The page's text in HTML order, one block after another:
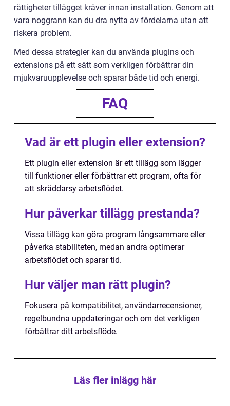
rättigheter tillägget kräver innan installation. Genom att
vara noggrann kan du dra nytta av fördelarna utan att
riskera problem.
Med dessa strategier kan du använda plugins och
extensions på ett sätt som verkligen förbättrar din
mjukvaruupplevelse och sparar både tid och energi.
FAQ
Vad är ett plugin eller extension?
Ett plugin eller extension är ett tillägg som lägger
till funktioner eller förbättrar ett program, ofta för
att skräddarsy arbetsflödet.
Hur påverkar tillägg prestanda?
Vissa tillägg kan göra program långsammare eller
påverka stabiliteten, medan andra optimerar
arbetsflödet och sparar tid.
Hur väljer man rätt plugin?
Fokusera på kompatibilitet, användarrecensioner,
regelbundna uppdateringar och om det verkligen
förbättrar ditt arbetsflöde.
Läs fler inlägg här